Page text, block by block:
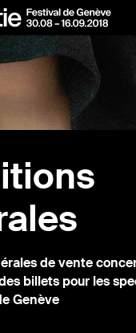
de vente
billets pour les
Genève